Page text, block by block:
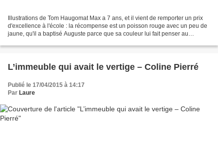
Illustrations de Tom Haugomat Max a 7 ans, et il vient de remporter un prix
d'excellence à l'école : la récompense est un poisson rouge avec un peu de
jaune, qu'il a baptisé Auguste parce que sa couleur lui fait penser au
L’immeuble qui avait le vertige – Coline Pierré
Publié le 17/04/2015 à 14:17
Par Laure